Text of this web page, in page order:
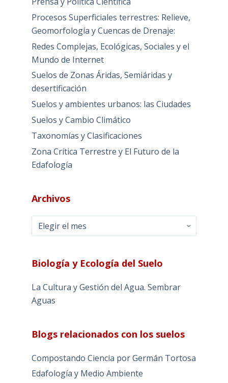
Procesos Superficiales terrestres: Relieve,
Geomorfología y Cuencas de Drenaje:
Redes Complejas, Ecológicas, Sociales y el
Mundo de Internet
Suelos de Zonas Áridas, Semiáridas y
desertificación
Suelos y ambientes urbanos: las Ciudades
Suelos y Cambio Climático
Taxonomías y Clasificaciones
Zona Crítica Terrestre y El Futuro de la
Edafología
Archivos
Archivos
Biología y Ecología del Suelo
La Cultura y Gestión del Agua. Sembrar
Aguas
Blogs relacionados con los suelos
Compostando Ciencia por Germán Tortosa
Edafología y Medio Ambiente